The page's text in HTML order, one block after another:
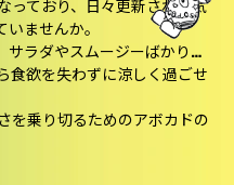
っており、日々更新される気
ませんか。
サラダやスムージーばかり…
食欲を失わずに涼しく過ごせ
を乗り切るためのアボカドの